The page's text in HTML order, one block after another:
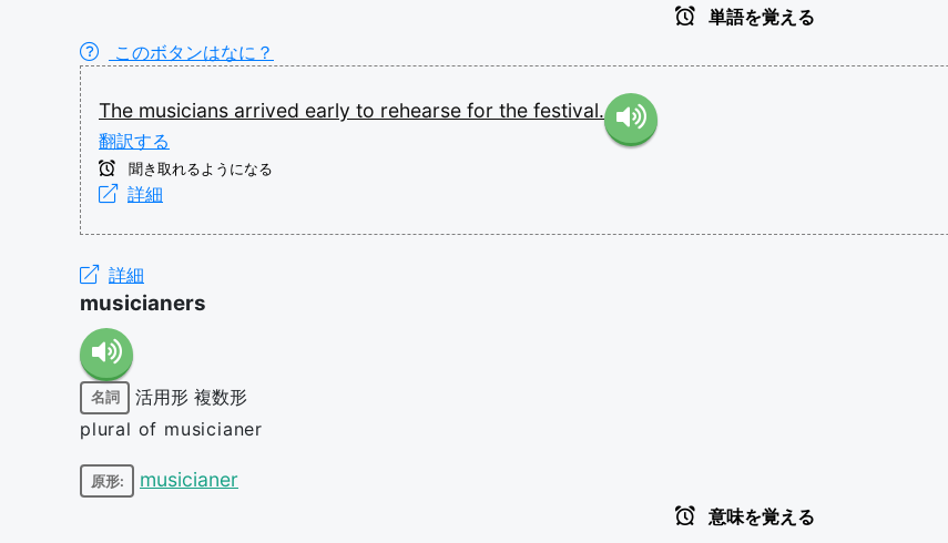
単語を覚える
このボタンはなに？
The musicians arrived early to rehearse for the festival.
翻訳する
聞き取れるようになる
詳細
詳細
musicianers
名詞 活用形 複数形
plural of musicianer
原形: musicianer
意味を覚える